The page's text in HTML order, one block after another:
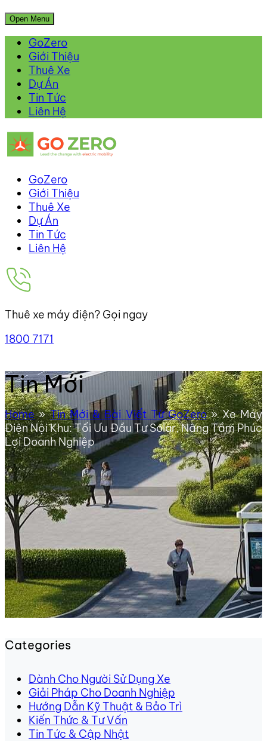
Open Menu
GoZero
Giới Thiệu
Thuê Xe
Dự Án
Tin Tức
Liên Hệ
GoZero
Giới Thiệu
Thuê Xe
Dự Án
Tin Tức
Liên Hệ
Thuê xe máy điện? Gọi ngay
1800 7171
Tin Mới
Home»Tin Mới & Bài Viết Từ GoZero»Xe Máy
Điện Nội Khu: Tối Ưu Đầu Tư Solar, Nâng Tầm Phúc
Lợi Doanh Nghiệp
Categories
Dành Cho Người Sử Dụng Xe
Giải Pháp Cho Doanh Nghiệp
Hướng Dẫn Kỹ Thuật & Bảo Trì
Kiến Thức & Tư Vấn
Tin Tức & Cập Nhật